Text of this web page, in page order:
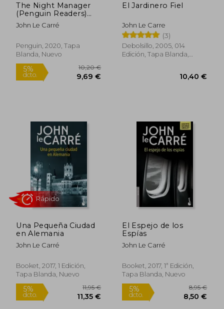
5% 11,95 €
The Night Manager
(Penguin Readers)
(en Inglés)
John Le Carré
Penguin, 2020, Tapa
Blanda, Nuevo
Rápido
El Jardinero Fiel
John Le Carre
(3)
Debolsillo, 2005, 014
Edición, Tapa Blanda,
Una Pequeña Ciudad
en Alemania
John Le Carré
Booket, 2017, 1 Edición,
Tapa Blanda, Nuevo
El Espejo de los
Espías
John Le Carré
Booket, 2017, 1ª Edición,
Tapa Blanda, Nuevo